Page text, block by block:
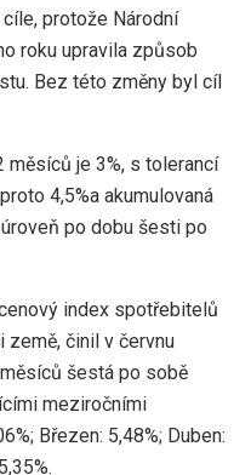
protože Národní
roku upravila způsob
Bez této změny byl cíl
měsíců je 3%, s tolerancí
4,5%a akumulovaná
po dobu šesti po
index spotřebitelů
země, činil v červnu
šestá po sobě
meziročními
Březen: 5,48%; Duben: